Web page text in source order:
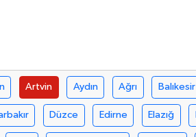
Artvin Aydın Ağrı Balıkesir
Düzce Edirne Elazığ